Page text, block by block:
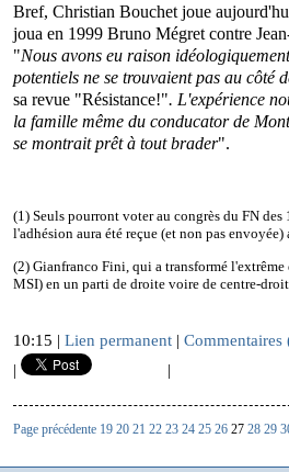
Bref, Christian Bouchet joue
joua en 1999 Bruno Mégret contre
"Nous avons eu raison
potentiels ne se trouvaient pas au côté
sa revue "Résistance!". L'expérience
la famille même du conducator de
se montrait prêt à tout brader".
(1) Seuls pourront voter au congrès du FN
l'adhésion aura été reçue (et non pas
(2) Gianfranco Fini, qui a transformé
MSI) en un parti de droite voire de centre-
10:15 | Lien permanent | Commentaires
|
|
Page précédente 19 20 21 22 23 24 25 26 27 28 29